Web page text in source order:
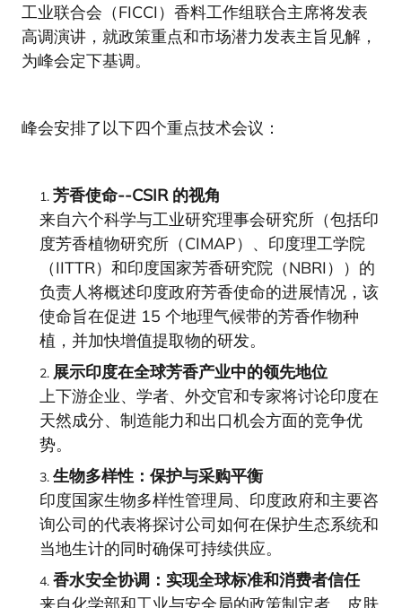
工业联合会（FICCI）香料工作组联合主席将发表
高调演讲，就政策重点和市场潜力发表主旨见解，
为峰会定下基调。
峰会安排了以下四个重点技术会议：
芳香使命--CSIR 的视角
来自六个科学与工业研究理事会研究所（包括印
度芳香植物研究所（CIMAP）、印度理工学院
（IITTR）和印度国家芳香研究院（NBRI））的
负责人将概述印度政府芳香使命的进展情况，该
使命旨在促进 15 个地理气候带的芳香作物种
植，并加快增值提取物的研发。
展示印度在全球芳香产业中的领先地位
上下游企业、学者、外交官和专家将讨论印度在
天然成分、制造能力和出口机会方面的竞争优
势。
生物多样性：保护与采购平衡
印度国家生物多样性管理局、印度政府和主要咨
询公司的代表将探讨公司如何在保护生态系统和
当地生计的同时确保可持续供应。
香水安全协调：实现全球标准和消费者信任